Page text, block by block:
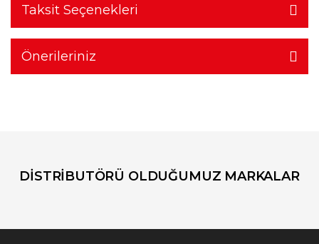
Taksit Seçenekleri
Önerileriniz
DİSTRİBUTÖRÜ OLDUĞUMUZ MARKALAR